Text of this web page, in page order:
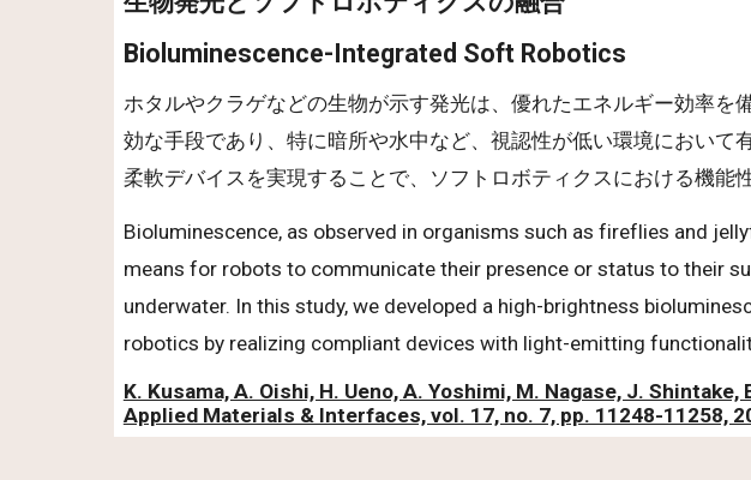
Bioluminescence-Integrated Soft Robotics
ホタルやクラゲなどの生物が示す発光は、優れたエネルギー効率
効な手段であり、特に暗所や水中など、視認性が低い環境におい
柔軟デバイスを実現することで、ソフトロボティクスにおける機能
Bioluminescence, as observed in organisms such as fireflies and
means for robots to communicate their presence or status to their
underwater. In this study, we developed a high-brightness
robotics by realizing compliant devices with light-emitting
K. Kusama, A. Oishi, H. Ueno, A. Yoshimi, M. Nagase, J.
Applied Materials & Interfaces, vol. 17, no. 7, pp. 11248-11258,